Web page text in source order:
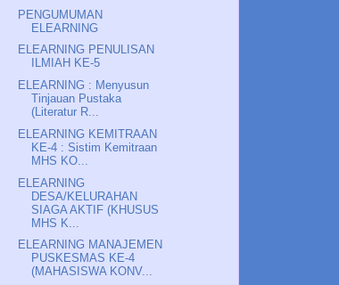
PENGUMUMAN
ELEARNING
ELEARNING PENULISAN
ILMIAH KE-5
ELEARNING : Menyusun
Tinjauan Pustaka
(Literatur R...
ELEARNING KEMITRAAN
KE-4 : Sistim Kemitraan
MHS KO...
ELEARNING
DESA/KELURAHAN
SIAGA AKTIF (KHUSUS
MHS K...
ELEARNING MANAJEMEN
PUSKESMAS KE-4
(MAHASISWA KONV...